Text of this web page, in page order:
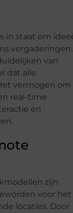
in staat om
vergaderingen.
van
dat alle
vermogen om
real-time
en
zijn
voor het
locaties. Door